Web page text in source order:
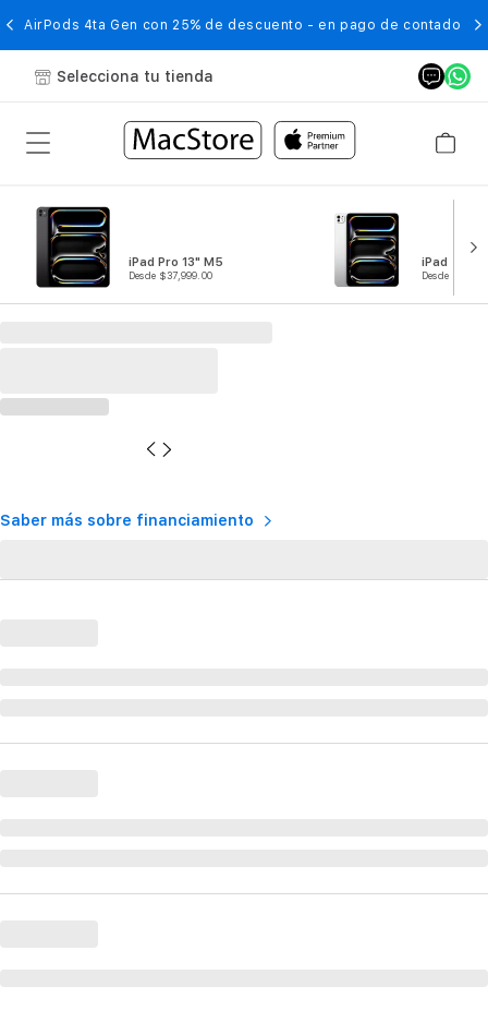
AirPods 4ta Gen con 25% de descuento - en pago de contado
Selecciona tu tienda
iPad Pro 13" M5
Desde $37,999.00
iPad Pro
Desde
Saber más sobre financiamiento